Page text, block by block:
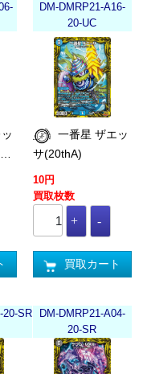
DM-DMRP21-A16-
20-UC
サ(20thA)
10円
買取枚数
買取カート
20-SR
DM-DMRP21-A04-
20-SR